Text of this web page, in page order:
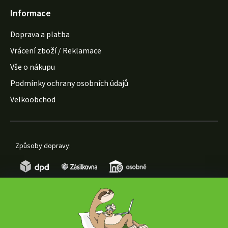
Informace
Doprava a platba
Vrácení zboží / Reklamace
Vše o nákupu
Podmínky ochrany osobních údajů
Velkoobchod
Způsoby dopravy: